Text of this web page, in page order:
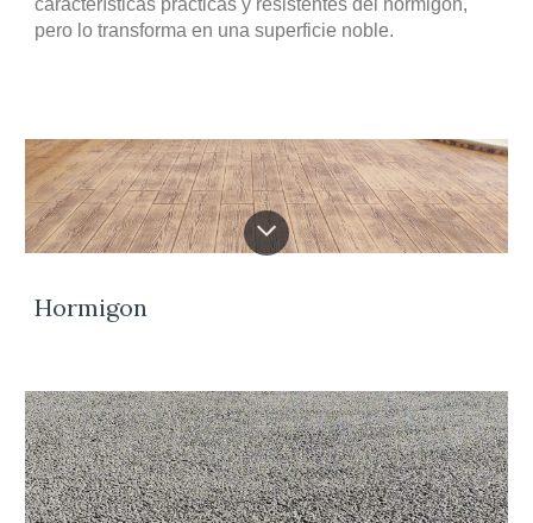
características prácticas y resistentes del hormigón,
pero lo transforma en una superficie noble.
Hormigon